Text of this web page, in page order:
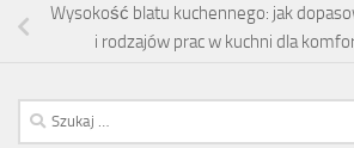
Wysokość blatu kuchennego: jak
i rodzajów prac w kuchni dla
Szukaj: